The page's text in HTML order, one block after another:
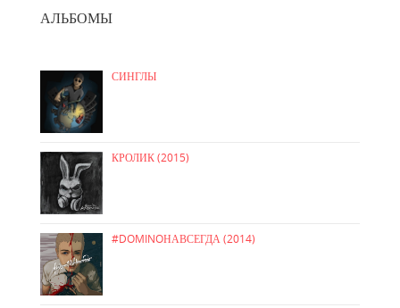
АЛЬБОМЫ
СИНГЛЫ
КРОЛИК (2015)
#DOMINOНАВСЕГДА (2014)